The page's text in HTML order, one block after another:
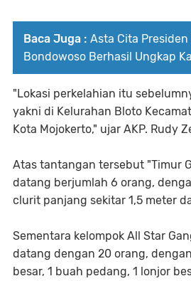
Baca Juga : Asta Cita Presiden
Bondowoso Berhasil Ungkap
"Lokasi perkelahian itu
yakni di Kelurahan Bloto
Kota Mojokerto," ujar AKP. Rudy
Atas tantangan tersebut "Timur
datang berjumlah 6 orang,
clurit panjang sekitar 1,5 meter
Sementara kelompok All Star
datang dengan 20 orang,
besar, 1 buah pedang, 1 lonjor